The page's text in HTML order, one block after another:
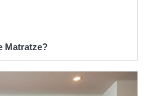
Matratze?